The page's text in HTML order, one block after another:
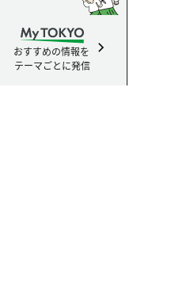
おすすめの情報を
テーマごとに発信